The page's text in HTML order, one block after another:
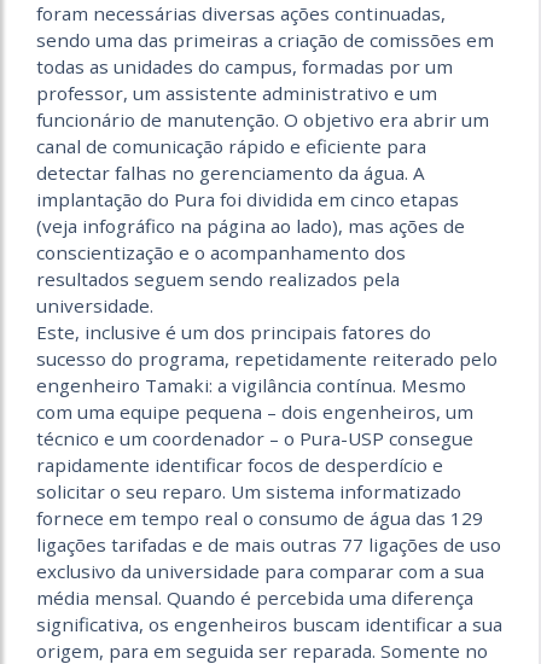
foram necessárias diversas ações continuadas,
sendo uma das primeiras a criação de comissões em
todas as unidades do campus, formadas por um
professor, um assistente administrativo e um
funcionário de manutenção. O objetivo era abrir um
canal de comunicação rápido e eficiente para
detectar falhas no gerenciamento da água. A
implantação do Pura foi dividida em cinco etapas
(veja infográfico na página ao lado), mas ações de
conscientização e o acompanhamento dos
resultados seguem sendo realizados pela
universidade.
Este, inclusive é um dos principais fatores do
sucesso do programa, repetidamente reiterado pelo
engenheiro Tamaki: a vigilância contínua. Mesmo
com uma equipe pequena – dois engenheiros, um
técnico e um coordenador – o Pura-USP consegue
rapidamente identificar focos de desperdício e
solicitar o seu reparo. Um sistema informatizado
fornece em tempo real o consumo de água das 129
ligações tarifadas e de mais outras 77 ligações de uso
exclusivo da universidade para comparar com a sua
média mensal. Quando é percebida uma diferença
significativa, os engenheiros buscam identificar a sua
origem, para em seguida ser reparada. Somente no